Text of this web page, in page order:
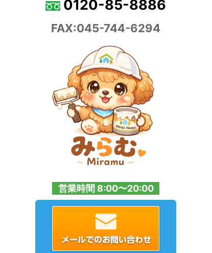
0120-85-8886
FAX:045-744-6294
営業時間 8:00〜20:00